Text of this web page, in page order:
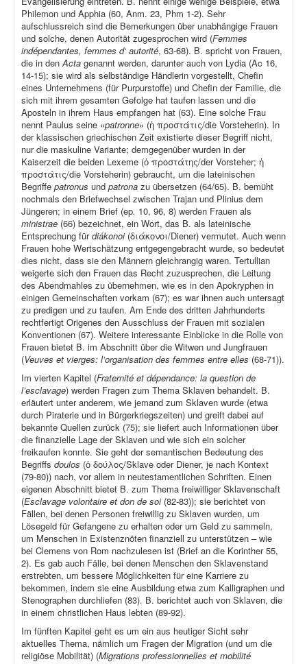
Philemon und Apphia (60, Anm. 23, Phm 1-2). Sehr
aufschlussreich sind die Bemerkungen über unabhängige Frauen
und solche, denen Autorität zugesprochen wird (Femmes
indépendantes, femmes d‘ autorité, 63-68). B. spricht von Frauen,
die in denActa genannt werden, darunter auch von Lydia (Ac 16,
14-15); sie wird als selbständige Händlerin vorgestellt, Chefin
eines Unternehmens (für Purpurstoffe) und Chefin der Familie, die
sich mit ihrem gesamten Gefolge hat taufen lassen und die
Aposteln in ihrem Haus empfangen hat (63). Eine solche Frau
nennt Paulus seine «patronne» (ἡ προστάτις/die Vorsteherin). In
der klassischen griechischen Zeit existierte dieser Begriff nicht,
nur die maskuline Variante; demgegenüber wurden in der
Kaiserzeit die beiden Lexeme (ὁ προστάτης/der Vorsteher; ἡ
προστάτις/die Vorsteherin) gebraucht, um die lateinischen
Begriffe patronus und patrona zu übersetzen (64/65). B. bemüht
nochmals den Briefwechsel zwischen Trajan und Plinius dem
Jüngeren; in einem Brief (ep. 10, 96, 8) werden Frauen als
ministrae (66) bezeichnet, ein Wort, das B. als lateinische
Entsprechung fürdiákonoi (διάκονοι/Diener) vermutet. Auch wenn
Frauen hohe Wertschätzung entgegengebracht wurde, so bedeutet
dies nicht, dass sie den Männern gleichrangig waren. Tertullian
weigerte sich den Frauen das Recht zuzusprechen, die Leitung
des Abendmahles zu übernehmen, wie es in den Apokryphen in
einigen Gemeinschaften vorkam (67); es war ihnen auch untersagt
zu predigen und zu taufen. Am Ende des dritten Jahrhunderts
rechtfertigt Origenes den Ausschluss der Frauen mit sozialen
Konventionen (67). Weitere interessante Einblicke in die Rolle von
Frauen bietet B. im Abschnitt über die Witwen und Jungfrauen
(Veuves et vierges: l’organisation des femmes entre elles (68-71)).
Im vierten Kapitel (Fraternité et dépendance: la question de
l’esclavage) werden Fragen zum Thema Sklaven behandelt. B.
erläutert unter anderem, wie jemand zum Sklaven wurde (etwa
durch Piraterie und in Bürgerkriegszeiten) und greift dabei auf
bekannte Quellen zurück (75); sie liefert auch Informationen über
die finanzielle Lage der Sklaven und wie sich ein solcher
freikaufen konnte. Sie geht der semantischen Bedeutung des
Begriffs doulos (ὁ δούλος/Sklave oder Diener, je nach Kontext
(79-80)) nach, vor allem in neutestamentlichen Schriften. Einen
eigenen Abschnitt bietet B. zum Thema freiwilliger Sklavenschaft
(Esclavage volontaire et don de soi(82-83)); sie berichtet von
Fällen, bei denen Personen freiwillig zu Sklaven wurden, um
Lösegeld für Gefangene zu erhalten oder um Geld zu sammeln,
um Menschen in Existenznöten finanziell zu unterstützen – wie
bei Clemens von Rom nachzulesen ist (Brief an die Korinther 55,
2). Es gab auch Fälle, bei denen Menschen den Sklavenstand
erstrebten, um bessere Möglichkeiten für eine Karriere zu
bekommen, indem sie eine Ausbildung etwa zum Kalligraphen und
Stenographen durchliefen (83). B. berichtet auch von Sklaven, die
in einem christlichen Haus lebten (89-92).
Im fünften Kapitel geht es um ein aus heutiger Sicht sehr
aktuelles Thema, nämlich um Fragen der Migration (und um die
religiöse Mobilität) (Migrations professionnelles et mobilité